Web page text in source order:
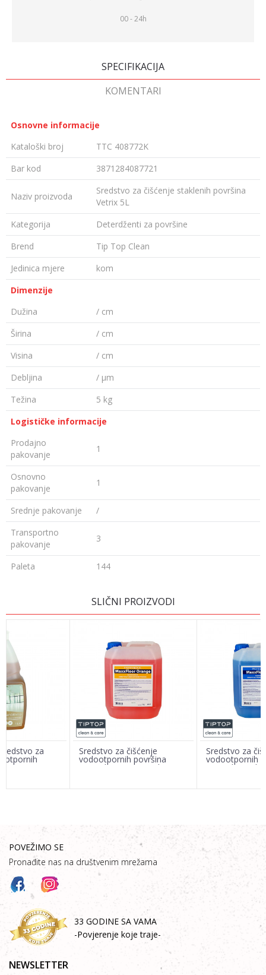
00 - 24h
SPECIFIKACIJA
KOMENTARI
Osnovne informacije
Kataloški broj
TTC 408772K
Bar kod
3871284087721
Naziv proizvoda
Sredstvo za čišćenje staklenih površina
Vetrix 5L
Kategorija
Deterdženti za površine
Brend
Tip Top Clean
Jedinica mjere
kom
Dimenzije
Dužina
/ cm
Širina
/ cm
Visina
/ cm
Debljina
/ µm
Težina
5 kg
Logističke informacije
Prodajno
pakovanje
1
Osnovno
pakovanje
1
Srednje pakovanje
/
Transportno
pakovanje
3
Paleta 144
Poruka
SLIČNI PROIZVODI
za Sredstvo za čišćenje
vodootpornih površina
MaxxFloor Orange 5kg
Sredstvo za
vodootpornih
MaxxFloor
POVEŽIMO SE
Pronađite nas na društvenim mrežama
33 GODINE SA VAMA
-Povjerenje koje traje-
NEWSLETTER